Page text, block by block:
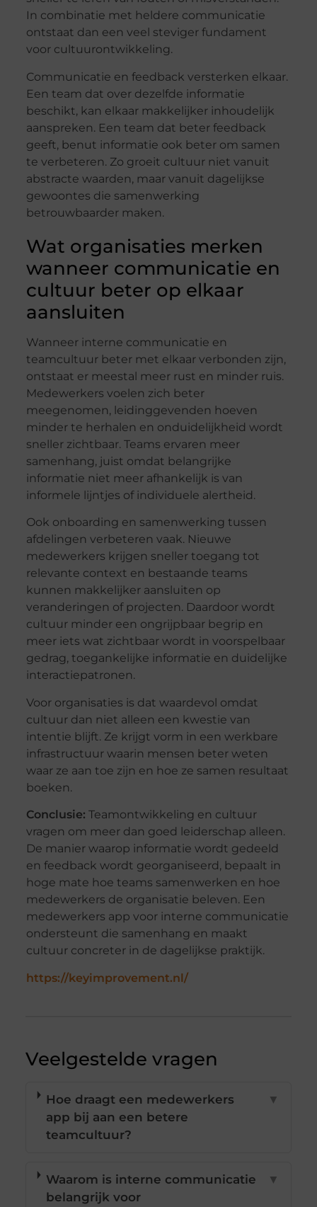
In combinatie met heldere communicatie
ontstaat dan een veel steviger fundament
voor cultuurontwikkeling.
Communicatie en feedback versterken elkaar.
Een team dat over dezelfde informatie
beschikt, kan elkaar makkelijker inhoudelijk
aanspreken. Een team dat beter feedback
geeft, benut informatie ook beter om samen
te verbeteren. Zo groeit cultuur niet vanuit
abstracte waarden, maar vanuit dagelijkse
gewoontes die samenwerking
betrouwbaarder maken.
Wat organisaties merken
wanneer communicatie en
cultuur beter op elkaar
aansluiten
Wanneer interne communicatie en
teamcultuur beter met elkaar verbonden zijn,
ontstaat er meestal meer rust en minder ruis.
Medewerkers voelen zich beter
meegenomen, leidinggevenden hoeven
minder te herhalen en onduidelijkheid wordt
sneller zichtbaar. Teams ervaren meer
samenhang, juist omdat belangrijke
informatie niet meer afhankelijk is van
informele lijntjes of individuele alertheid.
Ook onboarding en samenwerking tussen
afdelingen verbeteren vaak. Nieuwe
medewerkers krijgen sneller toegang tot
relevante context en bestaande teams
kunnen makkelijker aansluiten op
veranderingen of projecten. Daardoor wordt
cultuur minder een ongrijpbaar begrip en
meer iets wat zichtbaar wordt in voorspelbaar
gedrag, toegankelijke informatie en duidelijke
interactiepatronen.
Voor organisaties is dat waardevol omdat
cultuur dan niet alleen een kwestie van
intentie blijft. Ze krijgt vorm in een werkbare
infrastructuur waarin mensen beter weten
waar ze aan toe zijn en hoe ze samen resultaat
boeken.
Conclusie: Teamontwikkeling en cultuur
vragen om meer dan goed leiderschap alleen.
De manier waarop informatie wordt gedeeld
en feedback wordt georganiseerd, bepaalt in
hoge mate hoe teams samenwerken en hoe
medewerkers de organisatie beleven. Een
medewerkers app voor interne communicatie
ondersteunt die samenhang en maakt
cultuur concreter in de dagelijkse praktijk.
https://keyimprovement.nl/
Veelgestelde vragen
Hoe draagt een medewerkers
app bij aan een betere
teamcultuur?
▼
Waarom is interne communicatie
belangrijk voor
▼